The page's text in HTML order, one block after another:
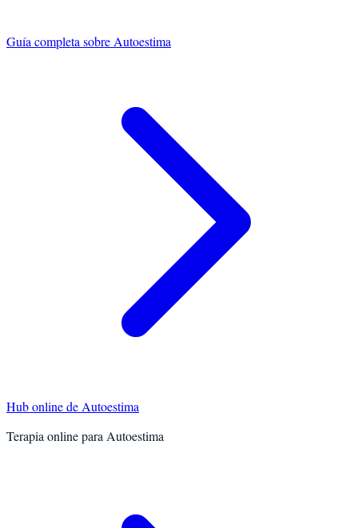
Guía completa sobre Autoestima
Hub online de Autoestima
Terapia online para Autoestima